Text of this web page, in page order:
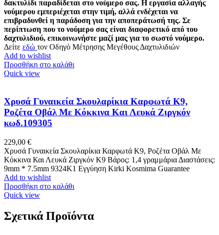
δακτυλίδι παραδίδεται στο νούμερο σας. Η εργασία αλλαγής
νούμερου εμπεριέχεται στην τιμή, αλλά ενδέχεται να
επιβραδυνθεί η παράδοση για την αποπεράτωσή της. Σε
περίπτωση που το νούμερο σας είναι διαφορετικό από του
δαχτυλιδιού, επικοινωνήστε μαζί μας για το σωστό νούμερο.
Δείτε εδώ τον Οδηγό Μέτρησης Μεγέθους Δαχτυλιδιών
Add to wishlist
Προσθήκη στο καλάθι
Quick view
Χρυσά Γυναικεία Σκουλαρίκια Καρφωτά Κ9,
Ροζέτα Οβάλ Με Κόκκινα Και Λευκά Ζιργκόν
κωδ.109305
229,00 €
Χρυσά Γυναικεία Σκουλαρίκια Καρφωτά Κ9, Ροζέτα Οβάλ Με
Κόκκινα Και Λευκά Ζιργκόν Κ9 Βάρος: 1,4 γραμμάρια Διαστάσεις:
9mm * 7.5mm 9324Κ1 Εγγύηση Kirki Kosmima Guarantee
Add to wishlist
Προσθήκη στο καλάθι
Quick view
Σχετικά Προϊόντα